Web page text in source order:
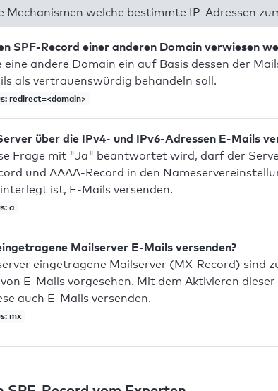
Mechanismen welche bestimmte IP-Adressen
SPF-Record einer anderen Domain verwiesen
eine andere Domain ein auf Basis dessen der
als vertrauenswürdig behandeln soll.
redirect=<domain>
über die IPv4- und IPv6-Adressen E-Mails
Frage mit "Ja" beantwortet wird, darf der
und AAAA-Record in den
ist, E-Mails versenden.
a
Mailserver E-Mails versenden?
eingetragene Mailserver (MX-Record) sind
E-Mails vorgesehen. Mit dem Aktivieren
auch E-Mails versenden.
mx